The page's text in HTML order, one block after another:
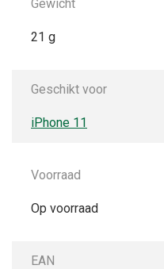
Gewicht
21 g
Geschikt voor
iPhone 11
Voorraad
Op voorraad
EAN